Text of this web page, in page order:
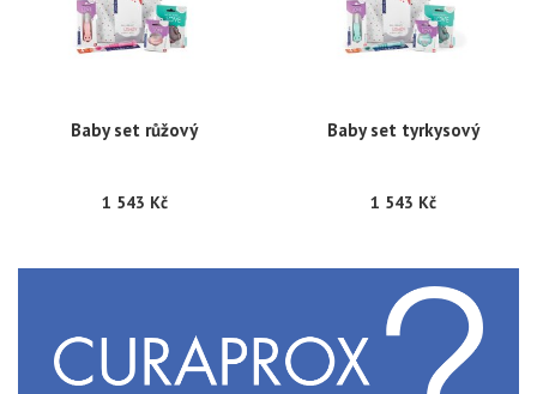
Baby set růžový
1 543 Kč
Baby set tyrkysový
1 543 Kč